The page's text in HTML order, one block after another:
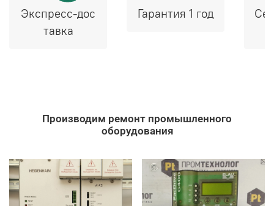
Экспресс-дос
тавка
Гарантия 1 год
Производим ремонт промышленного
оборудования